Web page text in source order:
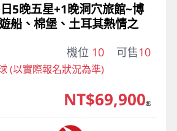
5晚五星+1晚洞穴旅館~博
船、棉堡、土耳其熱情之
機位 10 可售10
(以實際報名狀況為準)
NT$69,900起